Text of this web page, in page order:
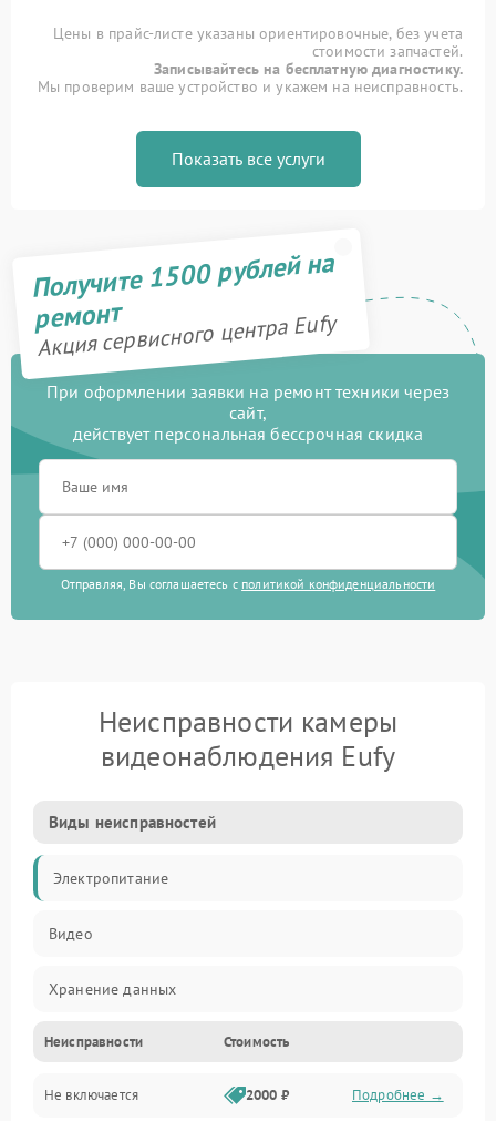
Цены в прайс-листе указаны ориентировочные, без учета
стоимости запчастей.
Записывайтесь на бесплатную диагностику.
Мы проверим ваше устройство и укажем на неисправность.
Показать все услуги
Получите 1500 рублей на
ремонт
Акция сервисного центра Eufy
При оформлении заявки на ремонт техники через
сайт,
действует персональная бессрочная скидка
Отправляя, Вы соглашаетесь с политикой конфиденциальности
Неисправности камеры
видеонаблюдения Eufy
Виды неисправностей
Электропитание
Видео
Хранение данных
Неисправности Стоимость
Не включается 2000 ₽ Подробнее →